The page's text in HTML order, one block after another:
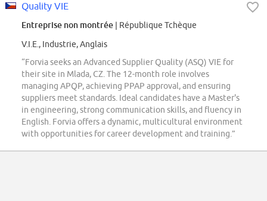
Quality VIE
Entreprise non montrée | République Tchèque
V.I.E., Industrie, Anglais
“Forvia seeks an Advanced Supplier Quality (ASQ) VIE for
their site in Mlada, CZ. The 12-month role involves
managing APQP, achieving PPAP approval, and ensuring
suppliers meet standards. Ideal candidates have a Master's
in engineering, strong communication skills, and fluency in
English. Forvia offers a dynamic, multicultural environment
with opportunities for career development and training.”